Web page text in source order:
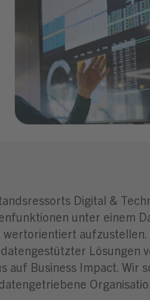
Digital &
unter einem
Lösungen
auf Business Impact. Wir